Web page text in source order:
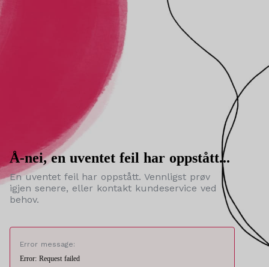
Å-nei, en uventet feil har oppstått...
En uventet feil har oppstått. Vennligst prøv
igjen senere, eller kontakt kundeservice ved
behov.
Error message:
Error: Request failed